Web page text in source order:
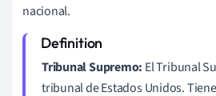
nacional.
Tribunal Supremo: El Tribunal
tribunal de Estados Unidos.